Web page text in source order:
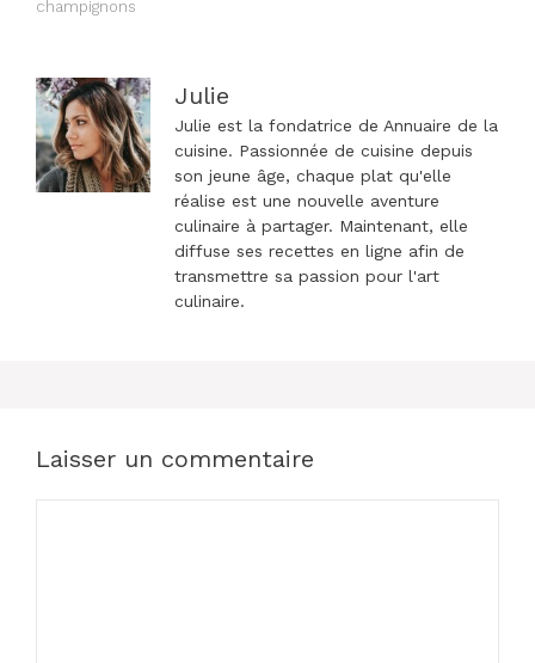
champignons
Julie
Julie est la fondatrice de Annuaire de la
cuisine. Passionnée de cuisine depuis
son jeune âge, chaque plat qu'elle
réalise est une nouvelle aventure
culinaire à partager. Maintenant, elle
diffuse ses recettes en ligne afin de
transmettre sa passion pour l'art
culinaire.
Laisser un commentaire